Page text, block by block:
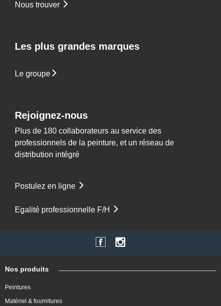
Nous trouver
Les plus grandes marques
Le groupe
Rejoignez-nous
Plus de 180 collaborateurs au service des
professionnels de la peinture, et un réseau de
distribution intégré
Postulez en ligne
Egalité professionnelle F/H
Nos produits
Peintures
Matériel & fournitures